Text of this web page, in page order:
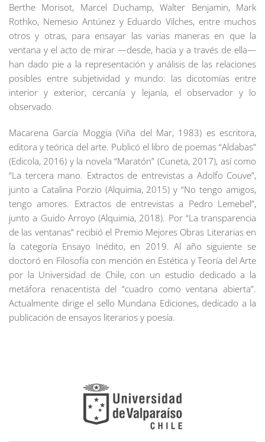
Berthe Morisot, Marcel Duchamp, Walter Benjamin, Mark
Rothko, Nemesio Antúnez y Eduardo Vilches, entre muchos
otros y otras, para ensayar las varias maneras en que la
ventana y el acto de mirar —desde, hacia y a través de ella—
han dado pie a la representación y análisis de las relaciones
posibles entre subjetividad y mundo: las dicotomías entre
interior y exterior, cercanía y lejanía, el observador y lo
observado.
Macarena García Moggia (Viña del Mar, 1983) es escritora,
editora y teórica del arte. Publicó el libro de poemas “Aldabas”
(Edicola, 2016) y la novela “Maratón” (Cuneta, 2017), así como
“La tercera mano. Extractos de entrevistas a Adolfo Couve”,
junto a Catalina Porzio (Alquimia, 2015) y “No tengo amigos,
tengo amores. Extractos de entrevistas a Pedro Lemebel”,
junto a Guido Arroyo (Alquimia, 2018). Por “La transparencia
de las ventanas” recibió el Premio Mejores Obras Literarias en
la categoría Ensayo Inédito, en 2019. Al año siguiente se
doctoró en Filosofía con mención en Estética y Teoría del Arte
por la Universidad de Chile, con un estudio dedicado a la
metáfora renacentista del “cuadro como ventana abierta”.
Actualmente dirige el sello Mundana Ediciones, dedicado a la
publicación de ensayos literarios y poesía.